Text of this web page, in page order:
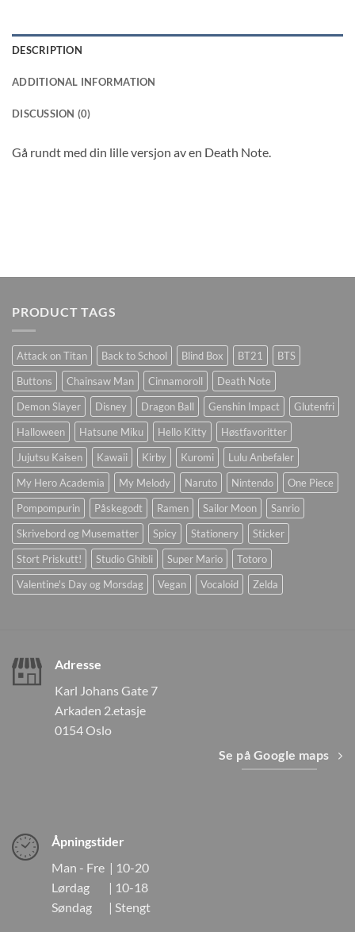
DESCRIPTION
ADDITIONAL INFORMATION
DISCUSSION (0)
Gå rundt med din lille versjon av en Death Note.
PRODUCT TAGS
Attack on Titan Back to School Blind Box BT21
BTS
Buttons
Chainsaw Man Cinnamoroll
Death Note
Demon Slayer
Disney Dragon Ball Genshin Impact
Glutenfri
Halloween
Hatsune Miku Hello Kitty
Høstfavoritter
Jujutsu Kaisen
Kawaii Kirby Kuromi
Lulu Anbefaler
My Hero Academia
My Melody Naruto Nintendo
One Piece
Pompompurin
Påskegodt Ramen Sailor Moon
Sanrio
Skrivebord og Musematter
Spicy Stationery
Sticker
Stort Priskutt!
Studio Ghibli Super Mario
Totoro
Valentine's Day og Morsdag
Vegan Vocaloid Zelda
Adresse
Karl Johans Gate 7
Arkaden 2.etasje
0154 Oslo
Se på Google maps
Åpningstider
Man - Fre | 10-20
Lørdag | 10-18
Søndag | Stengt